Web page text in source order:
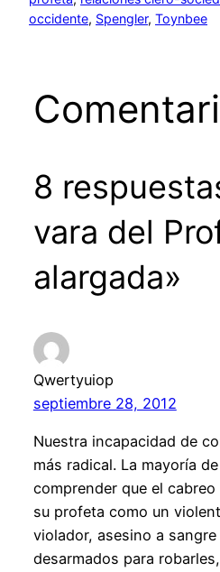
occidente, Spengler, Toynbee
8
vara del
alargada»
Qwertyuiop
septiembre 28, 2012
Nuestra incapacidad de
más radical. La mayoría
comprender que el
su profeta como un
violador, asesino a
desarmados para